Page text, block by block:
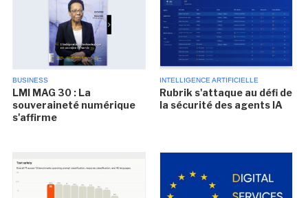
BUSINESS
LMI MAG 30 : La
souveraineté numérique
s'affirme
INTELLIGENCE ARTIFICIELLE
Rubrik s'attaque au défi de
la sécurité des agents IA